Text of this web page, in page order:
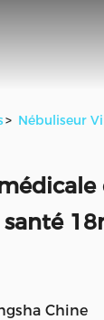
> Nébuliseur
santé
Chine